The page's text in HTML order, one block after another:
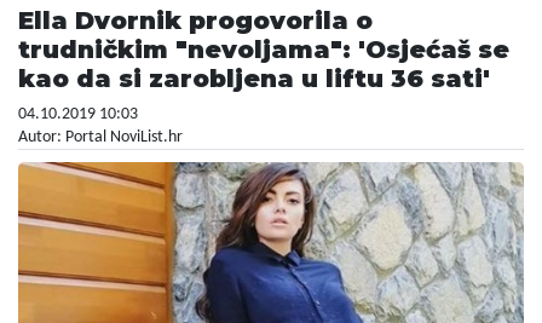
Ella Dvornik progovorila o
trudničkim "nevoljama": 'Osjećaš se
kao da si zarobljena u liftu 36 sati'
04.10.2019 10:03
Autor: Portal NoviList.hr